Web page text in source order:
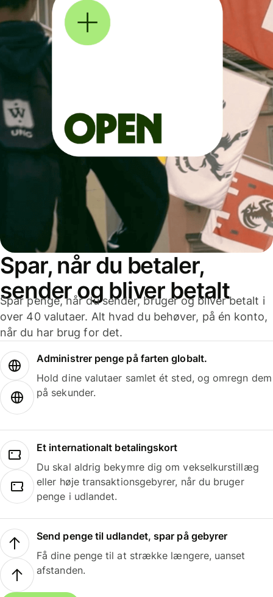
Spar, når du betaler,
sender og bliver betalt
Spar penge, når du sender, bruger og bliver betalt i
over 40 valutaer. Alt hvad du behøver, på én konto,
når du har brug for det.
Administrer penge på farten globalt.
Hold dine valutaer samlet ét sted, og omregn dem
på sekunder.
Et internationalt betalingskort
Du skal aldrig bekymre dig om vekselkurstillæg
eller høje transaktionsgebyrer, når du bruger
penge i udlandet.
Send penge til udlandet, spar på gebyrer
Få dine penge til at strække længere, uanset
afstanden.